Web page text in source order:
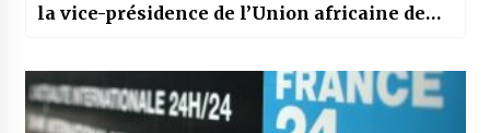
la vice-présidence de l’Union africaine de